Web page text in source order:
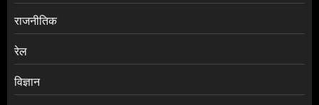
राजनीतिक
रेल
विज्ञान